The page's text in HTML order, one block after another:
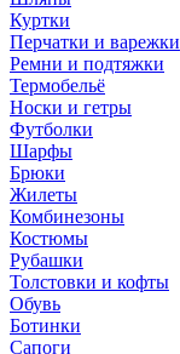
Куртки
Перчатки и варежки
Ремни и подтяжки
Термобельё
Носки и гетры
Футболки
Шарфы
Брюки
Жилеты
Комбинезоны
Костюмы
Рубашки
Толстовки и кофты
Обувь
Ботинки
Сапоги